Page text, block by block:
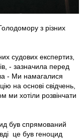
з різних
судових експертиз,
- зазначила перед
- Ми намагалися
на основі свідчень,
ми хотіли розвінчати
був спрямований
це був геноцид